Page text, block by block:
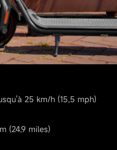
25 km/h (15,5 mph)
(24,9 miles)